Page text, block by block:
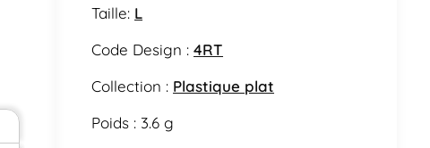
Taille: L
Code Design :4RT
Collection : Plastique plat
Poids : 3.6 g